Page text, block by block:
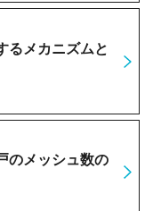
るメカニズムと
のメッシュ数の